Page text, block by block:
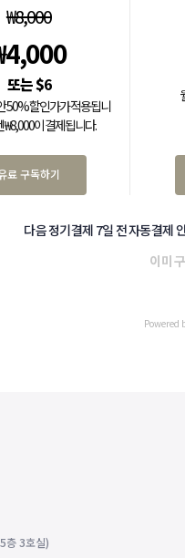
₩8,000
4,000
$6
50% 할인가가 적용됩니
₩8,000이 결제됩니다.
료 구독하기
다음 정기결제 7일 전 자동결제
이미
Powered
층 3호실)